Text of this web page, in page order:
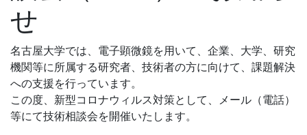
せ
名古屋大学では、電子顕微鏡を用いて、企業、大学、研究
機関等に所属する研究者、技術者の方に向けて、課題解決
への支援を行っています。
この度、新型コロナウィルス対策として、メール（電話）
等にて技術相談会を開催いたします。